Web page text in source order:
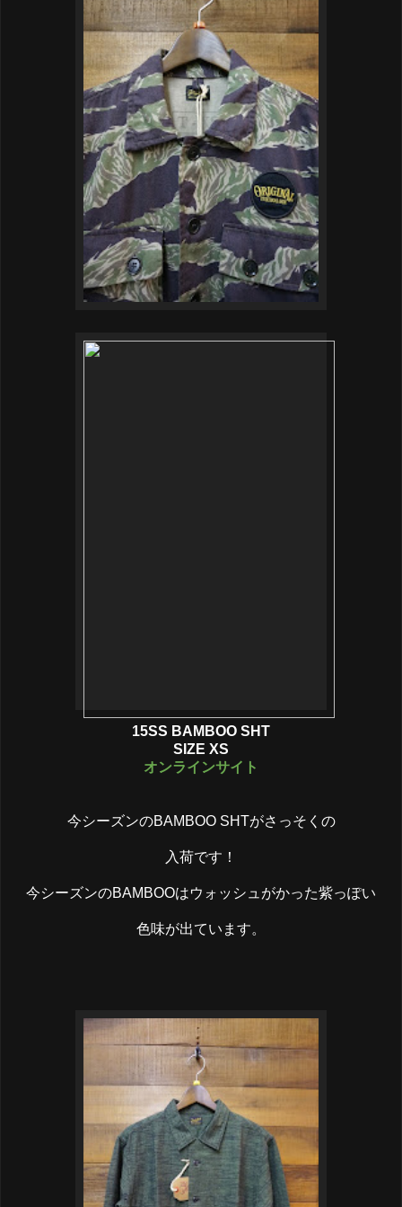
15SS BAMBOO SHT
SIZE XS
オンラインサイト
今シーズンのBAMBOO SHTがさっそくの
入荷です！
今シーズンのBAMBOOはウォッシュがかった紫っぽい
色味が出ています。